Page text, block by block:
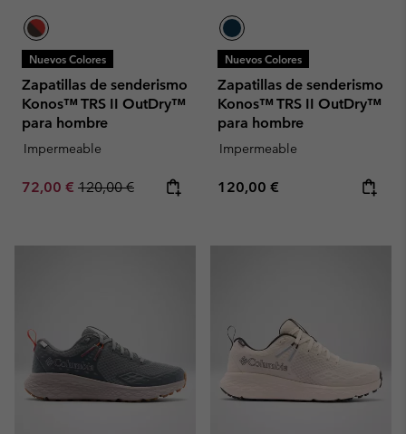
Nuevos Colores
Zapatillas de senderismo
Konos™ TRS II OutDry™
para hombre
Impermeable
Sale price:
72,00 € Regular price:
120,00 €
Nuevos Colores
Zapatillas de senderismo
Konos™ TRS II OutDry™
para hombre
Impermeable
Regular price:
120,00 €